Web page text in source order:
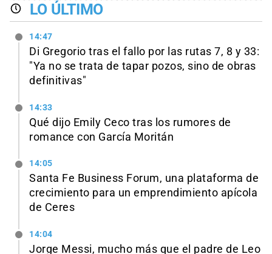
LO ÚLTIMO
14:47
Di Gregorio tras el fallo por las rutas 7, 8 y 33:
"Ya no se trata de tapar pozos, sino de obras
definitivas"
14:33
Qué dijo Emily Ceco tras los rumores de
romance con García Moritán
14:05
Santa Fe Business Forum, una plataforma de
crecimiento para un emprendimiento apícola
de Ceres
14:04
Jorge Messi, mucho más que el padre de Leo